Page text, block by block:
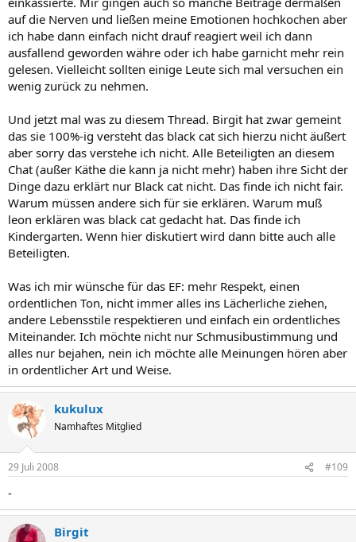
auf die Nerven und ließen meine Emotionen hochkochen aber
ich habe dann einfach nicht drauf reagiert weil ich dann
ausfallend geworden währe oder ich habe garnicht mehr rein
gelesen. Vielleicht sollten einige Leute sich mal versuchen ein
wenig zurück zu nehmen.
Und jetzt mal was zu diesem Thread. Birgit hat zwar gemeint
das sie 100%-ig versteht das black cat sich hierzu nicht äußert
aber sorry das verstehe ich nicht. Alle Beteiligten an diesem
Chat (außer Käthe die kann ja nicht mehr) haben ihre Sicht der
Dinge dazu erklärt nur Black cat nicht. Das finde ich nicht fair.
Warum müssen andere sich für sie erklären. Warum muß
leon erklären was black cat gedacht hat. Das finde ich
Kindergarten. Wenn hier diskutiert wird dann bitte auch alle
Beteiligten.
Was ich mir wünsche für das EF: mehr Respekt, einen
ordentlichen Ton, nicht immer alles ins Lächerliche ziehen,
andere Lebensstile respektieren und einfach ein ordentliches
Miteinander. Ich möchte nicht nur Schmusibustimmung und
alles nur bejahen, nein ich möchte alle Meinungen hören aber
in ordentlicher Art und Weise.
kukulux
Namhaftes Mitglied
29 Juli 2008 #109
-
Birgit